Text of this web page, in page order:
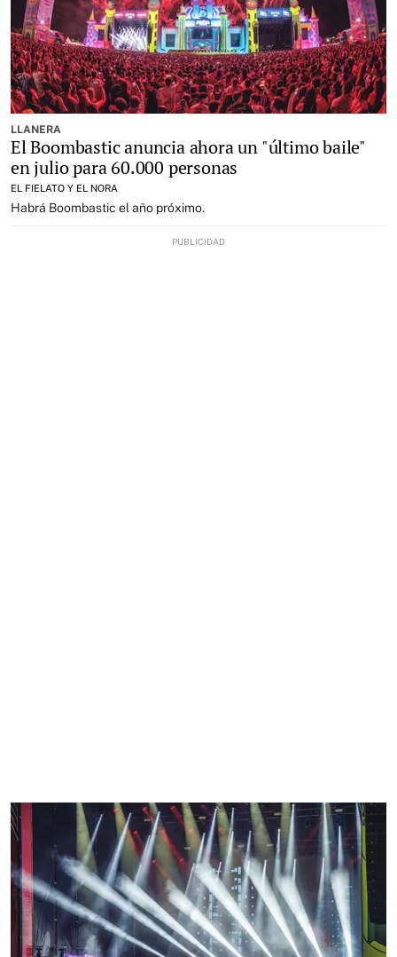
LLANERA
El Boombastic anuncia ahora un "último baile"
en julio para 60.000 personas
EL FIELATO Y EL NORA
Habrá Boombastic el año próximo.